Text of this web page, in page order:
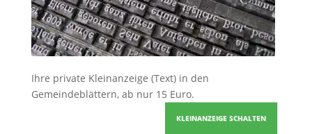
Ihre private Kleinanzeige (Text) in den
Gemeindeblättern, ab nur 15 Euro.
KLEINANZEIGE SCHALTEN